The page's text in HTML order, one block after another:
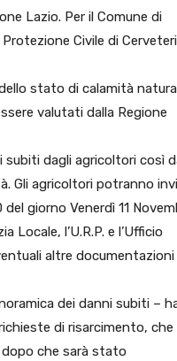
Lazio. Per il Comune di
Civile di Cerveteri
stato di calamità
valutati dalla Regione
subiti dagli agricoltori così
Gli agricoltori potranno
giorno Venerdì 11
l’U.R.P. e l’Ufficio
altre documentazioni
dei danni subiti –
di risarcimento, che
che sarà stato